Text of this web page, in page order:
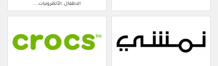
الاطفال, الألكترونيات, ..